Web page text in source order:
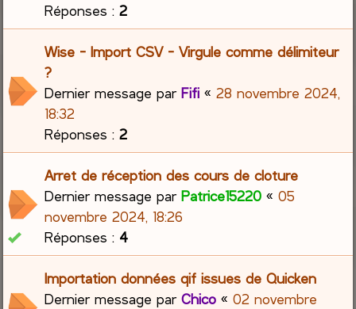
Réponses :2
Wise - Import CSV - Virgule comme délimiteur
?
Dernier message parFifi «28 novembre 2024,
18:32
Réponses :2
Arret de réception des cours de cloture
Dernier message parPatrice15220 «05
novembre 2024, 18:26
Réponses : 4
Importation données qif issues de Quicken
Dernier message parChico «02 novembre